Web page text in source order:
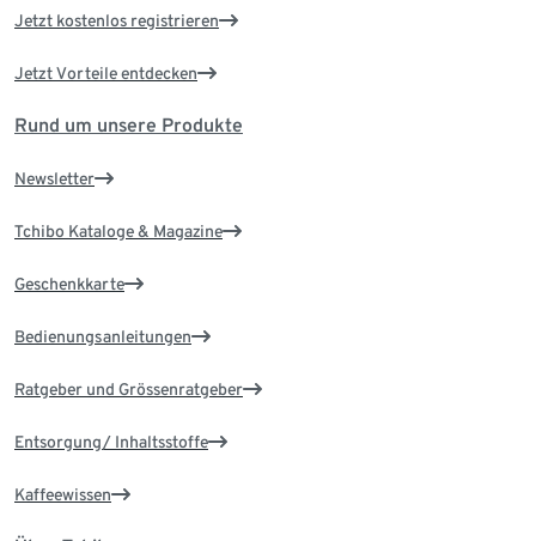
Jetzt kostenlos registrieren
Jetzt Vorteile entdecken
Rund um unsere Produkte
Newsletter
Tchibo Kataloge & Magazine
Geschenkkarte
Bedienungsanleitungen
Ratgeber und Grössenratgeber
Entsorgung/ Inhaltsstoffe
Kaffeewissen